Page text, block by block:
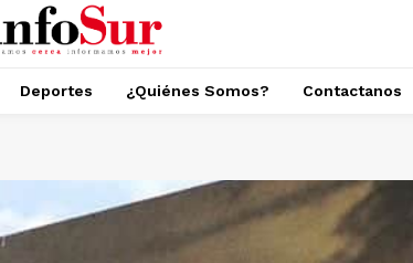
Deportes ¿Quiénes Somos? Contactanos